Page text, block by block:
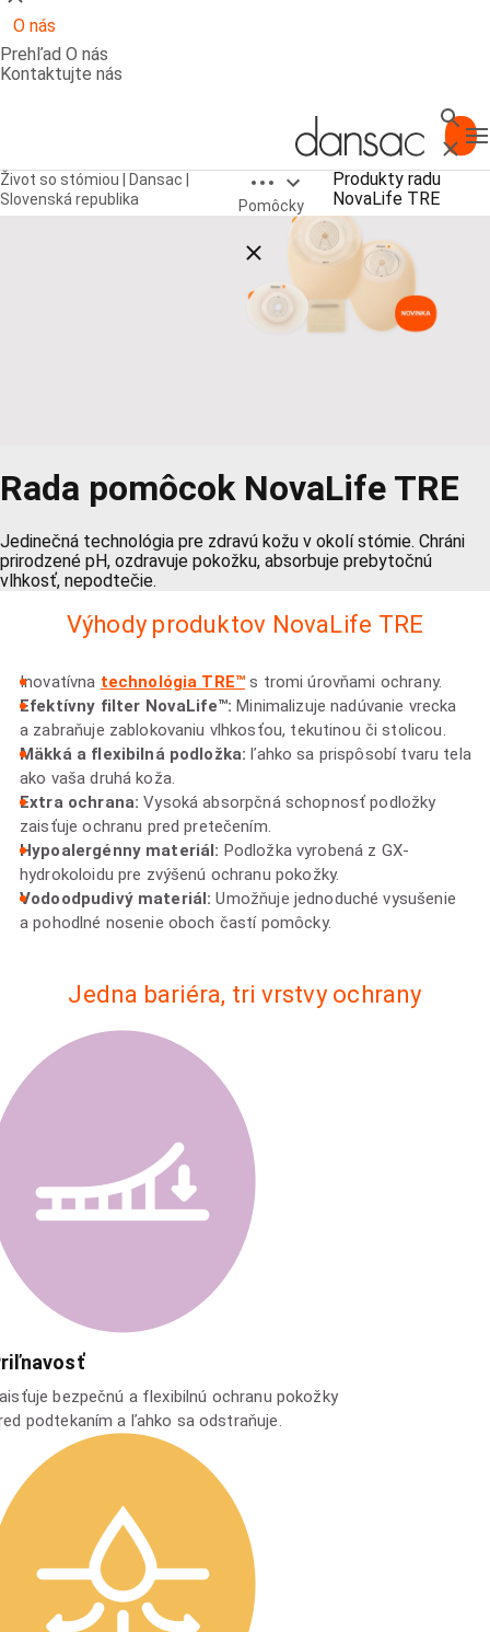
O nás
Prehľad O nás
Kontaktujte nás
Život so stómiou | Dansac |
Slovenská republika
Open breadcrumbs
Close breadcrumbs
Pomôcky
Produkty radu
NovaLife TRE
Rada pomôcok NovaLife TRE
Jedinečná technológia pre zdravú kožu v okolí stómie. Chráni
prirodzené pH, ozdravuje pokožku, absorbuje prebytočnú
vlhkosť, nepodtečie.
Výhody produktov NovaLife TRE
Inovatívna technológia TRE™ s tromi úrovňami ochrany.
Efektívny filter NovaLife™: Minimalizuje nadúvanie vrecka
a zabraňuje zablokovaniu vlhkosťou, tekutinou či stolicou.
Mäkká a flexibilná podložka: ľahko sa prispôsobí tvaru tela
ako vaša druhá koža.
Extra ochrana: Vysoká absorpčná schopnosť podložky
zaisťuje ochranu pred pretečením.
Hypoalergénny materiál: Podložka vyrobená z GX-
hydrokoloidu pre zvýšenú ochranu pokožky.
Vodoodpudivý materiál: Umožňuje jednoduché vysušenie
a pohodlné nosenie oboch častí pomôcky.
Jedna bariéra, tri vrstvy ochrany
bezpečnú a flexibilnú ochranu pokožky
podtekaním a ľahko sa odstraňuje.